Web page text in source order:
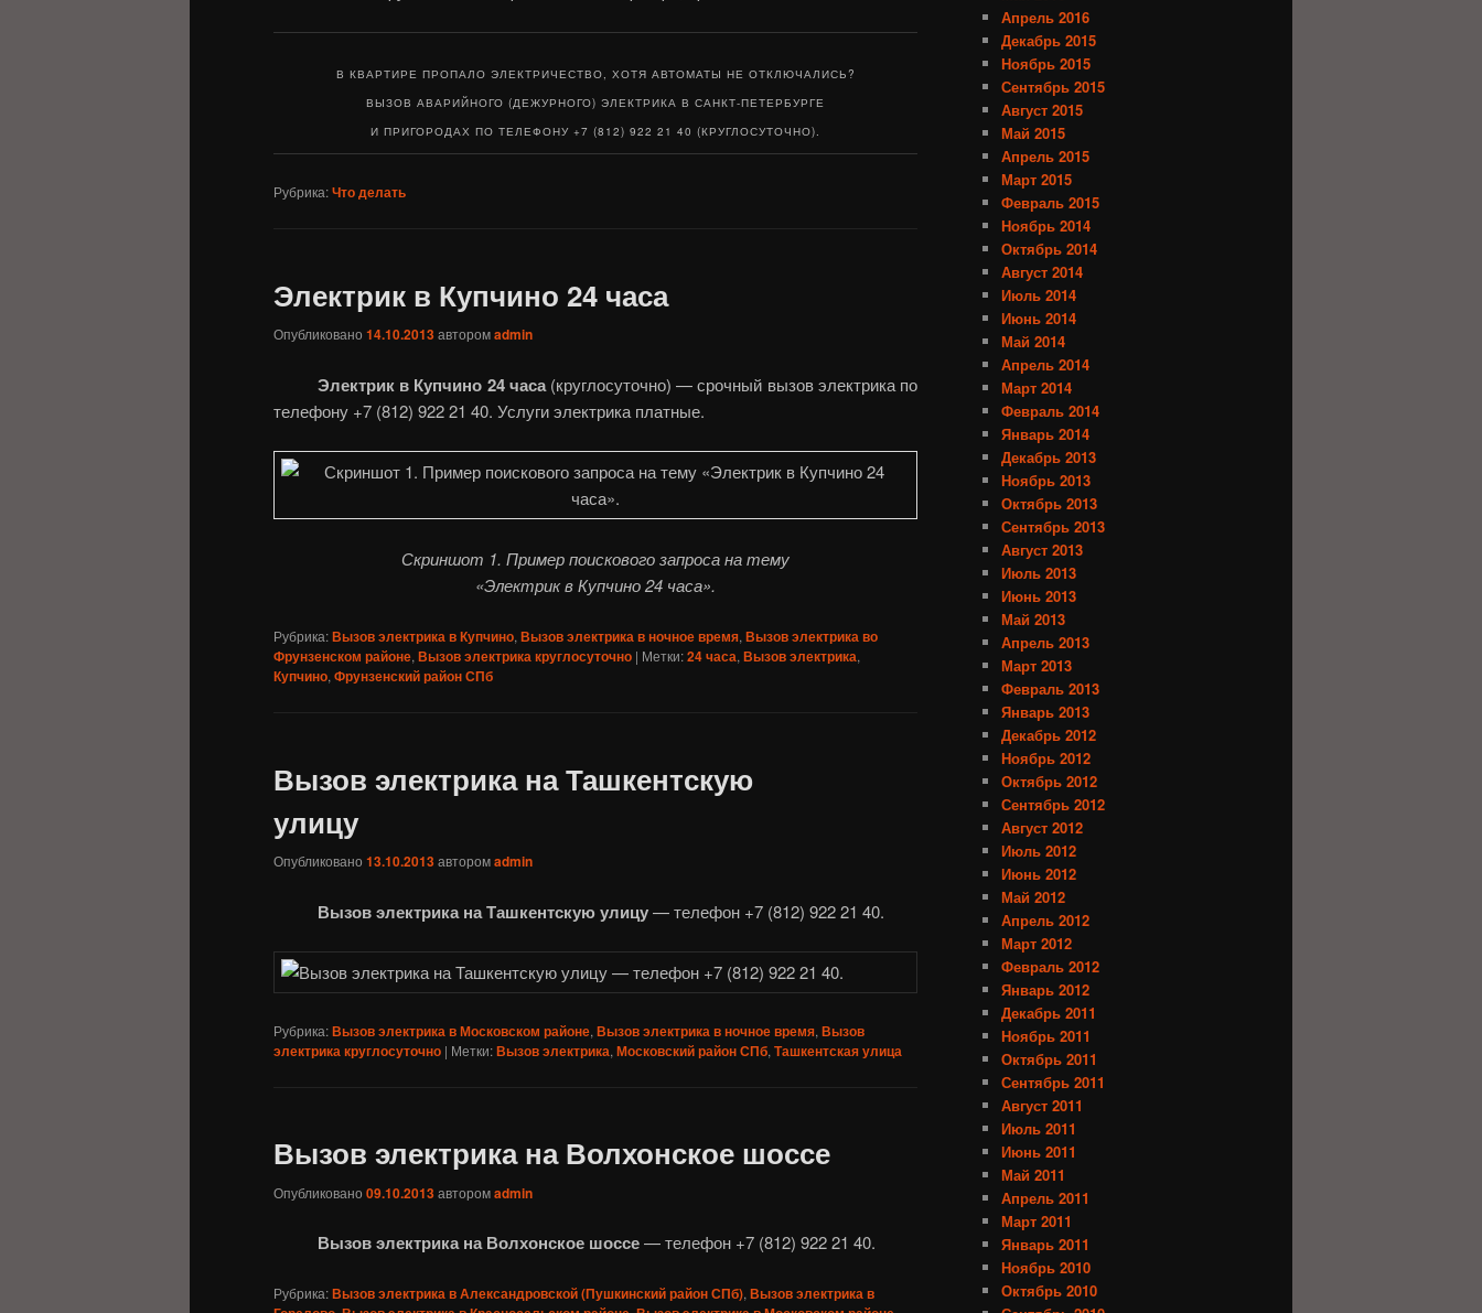
В КВАРТИРЕ ПРОПАЛО ЭЛЕКТРИЧЕСТВО, ХОТЯ АВТОМАТЫ НЕ ОТКЛЮЧАЛИСЬ?
ВЫЗОВ АВАРИЙНОГО (ДЕЖУРНОГО) ЭЛЕКТРИКА В САНКТ-ПЕТЕРБУРГЕ
И ПРИГОРОДАХ ПО ТЕЛЕФОНУ +7 (812) 922 21 40 (КРУГЛОСУТОЧНО).
Рубрика:Что делать
Электрик в Купчино 24 часа
Опубликовано 14.10.2013авторомadmin
Электрик в Купчино 24 часа(круглосуточно) — срочный вызов электрика по
телефону +7 (812) 922 21 40. Услуги электрика платные.
Скриншот 1. Пример поискового запроса на тему
«Электрик в Купчино 24 часа».
Рубрика:Вызов электрика в Купчино, Вызов электрика в ночное время, Вызов электрика во
Фрунзенском районе, Вызов электрика круглосуточно | Метки:24 часа, Вызов электрика,
Купчино, Фрунзенский район СПб
Вызов электрика на Ташкентскую
улицу
Опубликовано 13.10.2013авторомadmin
Вызов электрика на Ташкентскую улицу— телефон +7 (812) 922 21 40.
Рубрика:Вызов электрика в Московском районе, Вызов электрика в ночное время, Вызов
электрика круглосуточно | Метки:Вызов электрика, Московский район СПб, Ташкентская улица
Вызов электрика на Волхонское шоссе
Опубликовано 09.10.2013авторомadmin
Вызов электрика на Волхонское шоссе— телефон +7 (812) 922 21 40.
Рубрика:Вызов электрика в Александровской (Пушкинский район СПб), Вызов электрика в
Апрель 2016
Декабрь 2015
Ноябрь 2015
Сентябрь 2015
Август 2015
Май 2015
Апрель 2015
Март 2015
Февраль 2015
Ноябрь 2014
Октябрь 2014
Август 2014
Июль 2014
Июнь 2014
Май 2014
Апрель 2014
Март 2014
Февраль 2014
Январь 2014
Декабрь 2013
Ноябрь 2013
Октябрь 2013
Сентябрь 2013
Август 2013
Июль 2013
Июнь 2013
Май 2013
Апрель 2013
Март 2013
Февраль 2013
Январь 2013
Декабрь 2012
Ноябрь 2012
Октябрь 2012
Сентябрь 2012
Август 2012
Июль 2012
Июнь 2012
Май 2012
Апрель 2012
Март 2012
Февраль 2012
Январь 2012
Декабрь 2011
Ноябрь 2011
Октябрь 2011
Сентябрь 2011
Август 2011
Июль 2011
Июнь 2011
Май 2011
Апрель 2011
Март 2011
Январь 2011
Ноябрь 2010
Октябрь 2010